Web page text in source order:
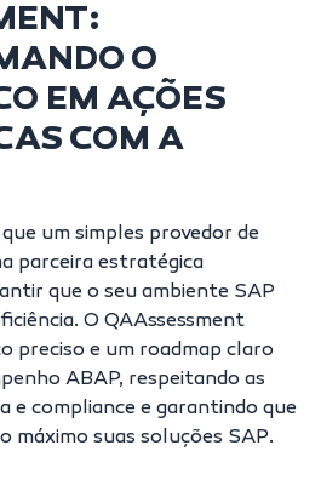
O
EM AÇÕES
COM A
um simples provedor de
parceira estratégica
que o seu ambiente SAP
O QAAssessment
preciso e um roadmap claro
ABAP, respeitando as
e compliance e garantindo que
máximo suas soluções SAP.